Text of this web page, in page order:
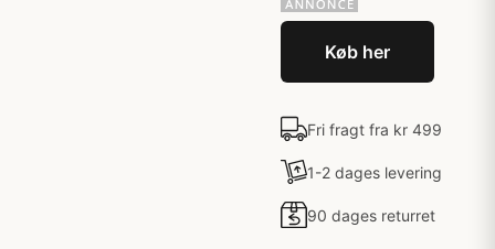
Køb her
Fri fragt fra kr 499
1-2 dages levering
90 dages returret